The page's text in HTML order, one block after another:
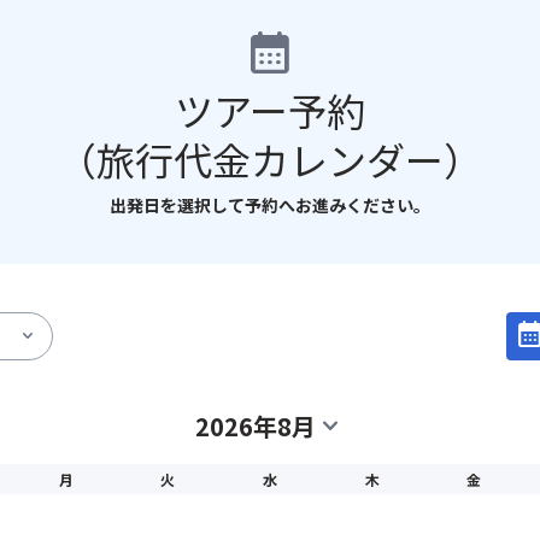
calendar_month
ツアー予約
（旅行代金カレンダー）
出発日を選択して予約へお進みください。
expand_more calendar_month
2026年8月 expand_more
月 火 水 木 金